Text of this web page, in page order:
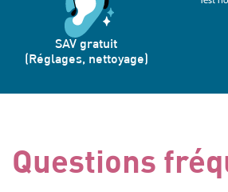
SAV gratuit
(Réglages, nettoyage)
Questions